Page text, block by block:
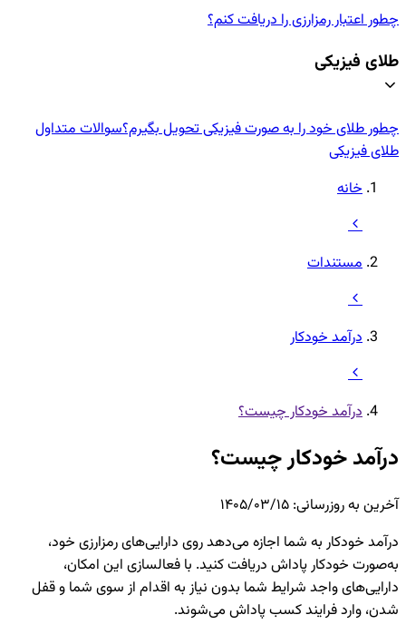
چطور اعتبار رمزارزی‌ را دریافت کنم؟
طلای فیزیکی
چطور طلای خود را به صورت فیزیکی تحویل بگیرم؟سوالات متداول
طلای فیزیکی
خانه
مستندات
درآمد خودکار
درآمد خودکار چیست؟
درآمد خودکار چیست؟
آخرین به روزرسانی: ۱۴۰۵/۰۳/۱۵
درآمد خودکار به شما اجازه می‌دهد روی دارایی‌های رمزارزی خود،
به‌صورت خودکار پاداش دریافت کنید. با فعالسازی این امکان،
دارایی‌های واجد شرایط شما بدون نیاز به اقدام از سوی شما و قفل
شدن، وارد فرایند کسب پاداش می‌شوند.